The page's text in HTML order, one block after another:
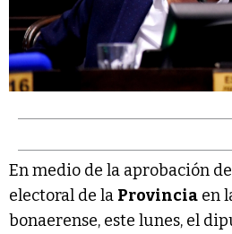
En medio de la aprobación
electoral de la Provincia en
bonaerense, este lunes, el